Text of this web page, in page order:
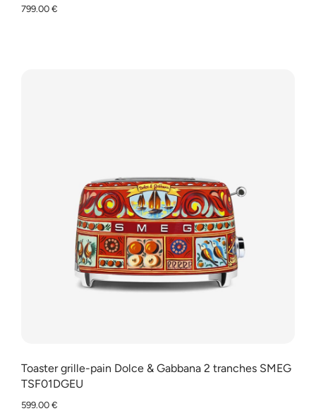
799.00 €
Toaster grille-pain Dolce & Gabbana 2 tranches SMEG
TSF01DGEU
599.00 €